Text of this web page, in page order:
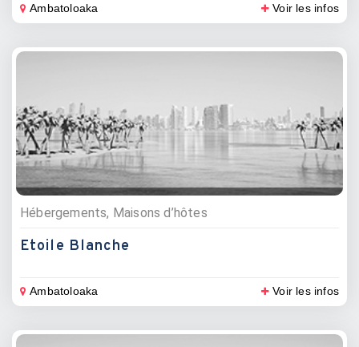
Ambatoloaka Voir les infos
Hébergements, Maisons d’hôtes
Etoile Blanche
Ambatoloaka Voir les infos